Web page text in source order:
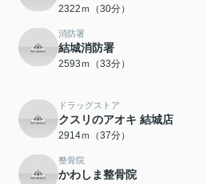
2322ｍ（30分）
消防署
結城消防署
2593ｍ（33分）
ドラッグストア
クスリのアオキ 結城店
2914ｍ（37分）
整骨院
かわしま整骨院